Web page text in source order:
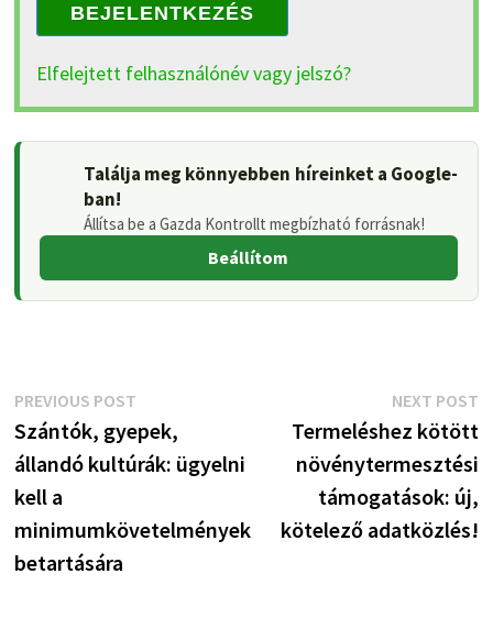
BEJELENTKEZÉS
Elfelejtett felhasználónév vagy jelszó?
Találja meg könnyebben híreinket a Google-
ban!
Állítsa be a Gazda Kontrollt megbízható forrásnak!
Beállítom
Bejegyzés
navigáció
PREVIOUS POSTPrevious
post:
Szántók, gyepek,
állandó kultúrák: ügyelni
kell a
minimumkövetelmények
betartására
NEXT POST
Termeléshez kötött
növénytermesztési
támogatások: új,
kötelező adatközlés!